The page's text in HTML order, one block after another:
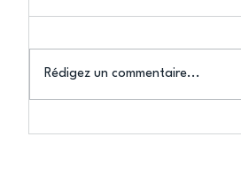
Ping ? Quand le tennis de
Rédigez un commentaire...